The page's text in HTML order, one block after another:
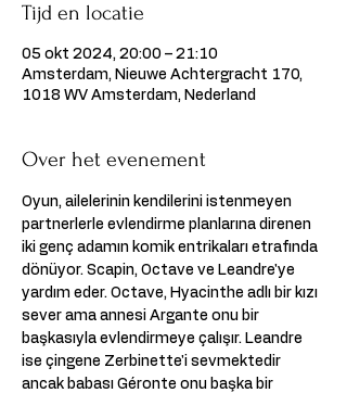
Tijd en locatie
05 okt 2024, 20:00 – 21:10
Amsterdam, Nieuwe Achtergracht 170,
1018 WV Amsterdam, Nederland
Over het evenement
Oyun, ailelerinin kendilerini istenmeyen
partnerlerle evlendirme planlarına direnen
iki genç adamın komik entrikaları etrafında
dönüyor. Scapin, Octave ve Leandre'ye
yardım eder. Octave, Hyacinthe adlı bir kızı
sever ama annesi Argante onu bir
başkasıyla evlendirmeye çalışır. Leandre
ise çingene Zerbinette'i sevmektedir
ancak babası Géronte onu başka bir